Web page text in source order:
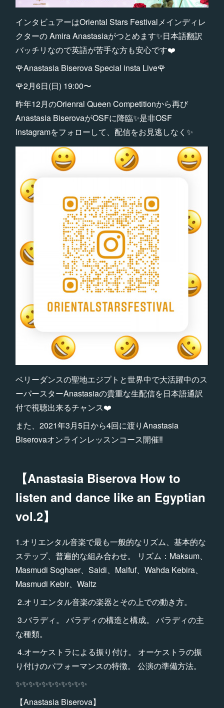
インタビュアーはOriental Stars Festivalメインディレ
クターの Amira Anastasiaがつとめます✨日本語翻訳
バッチリなので英語が苦手な方も安心です❤️
🌹Anastasia Biserova Special insta Live🌹
🌹2月6日(日) 19:00〜
昨年12月のOrienral Queen Competitionから再び
Anastasia BiserovaがOSFに降臨✨是非OSF
Instagramをフォローして、配信をお見逃しなく✨
ベリーダンスの聖地エジプトと世界中で大活躍中のス
ーパースターAnastasiaの貴重な生配信を日本語通訳
付で視聴出来るチャンス❤️
また、2021年3月5日から4回に渡りAnastasia
Biserovaオンラインレッスンコース開催‼︎
【Anastasia Biserova How to
listen and dance like an Egyptian
vol.2】
1.オリエンタル音楽で最も一般的なリズム、基本的な
ステップ、普遍的な組み合わせ。 リズム：Maksum、
Masmudi Soghaer、Saidi、Malfuf、Wahda Kebira、
Masmudi Kebir、Waltz
2.オリエンタル音楽の楽器とその上での動き方。
3.バラディ。 バラディの構造と構成。 バラディの主
な種類。
4.オーケストラによる振り付け。 オーケストラの振
り付けのパフォーマンスの特徴。 公演の準備方法。
✨✨✨✨✨✨✨✨✨✨✨
【Anastasia Biserova】